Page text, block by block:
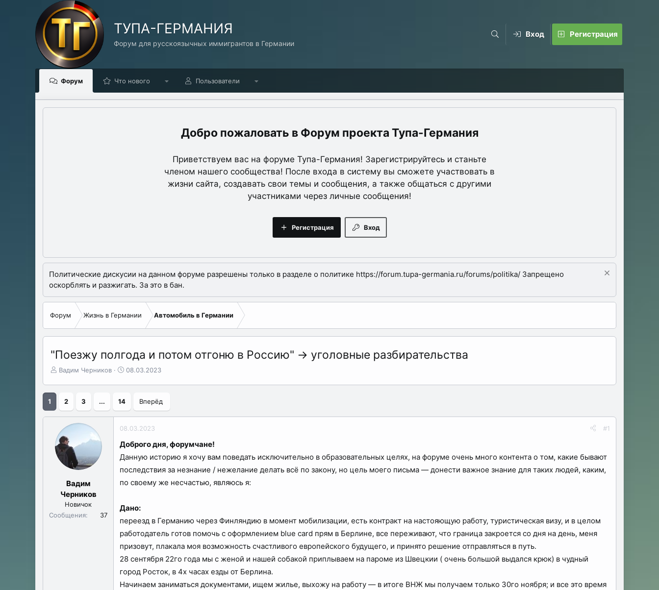
TУПА-ГЕРМАНИЯ
Форум для русскоязычных иммигрантов в Германии
Вход Регистрация
Форум Что нового Пользователи
Форум проекта Тупа-Германия
Приветствуем вас на форуме Тупа-Германия! Зарегистрируйтесь и станьте
членом нашего сообщества! После входа в систему вы сможете участвовать в
жизни сайта, создавать свои темы и сообщения, а также общаться с другими
участниками через личные сообщения!
Вход
Регистрация
Политические дискусии на данном форуме разрешены только в разделе о политике https://forum.tupa-germania.ru/forums/politika/ Запрещено
оскорблять и разжигать. За это в бан.
Форум Жизнь в Германии Автомобиль в Германии
"Поезжу полгода и потом отгоню в Россию" -> уголовные разбирательства
А
т
м
ы
Вадим Черников
Д
а
ч
л
08.03.2023
1 2 3 ... 14 Вперёд
Вадим
Черников
Новичок
Сообщения
37
08.03.2023 #1
Доброго дня, форумчане!
Данную историю я хочу вам поведать исключительно в образовательных целях, на форуме очень много контента о том, какие бывают
последствия за незнание / нежелание делать всё по закону, но цель моего письма — донести важное знание для таких людей, каким,
по своему же несчастью, являюсь я:
Дано:
переезд в Германию через Финляндию в момент мобилизации, есть контракт на настояющую работу, туристическая визу, и в целом
работодатель готов помочь с оформлением blue card прям в Берлине, все переживают, что граница закроется со дня на день, меня
призовут, плакала моя возможность счастливого европейского будущего, и принято решение отправляться в путь.
28 сентября 22го года мы с женой и нашей собакой приплываем на пароме из Швецкии ( очень большой выдался крюк) в чудный
город Росток, в 4х часах езды от Берлина.
Начинаем заниматься документами, ищем жилье, выхожу на работу — в итоге ВНЖ мы получаем только 30го ноября; и все это время